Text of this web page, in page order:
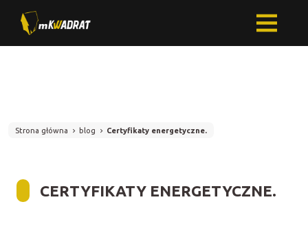
Strona główna blog Certyfikaty energetyczne.
CERTYFIKATY ENERGETYCZNE.